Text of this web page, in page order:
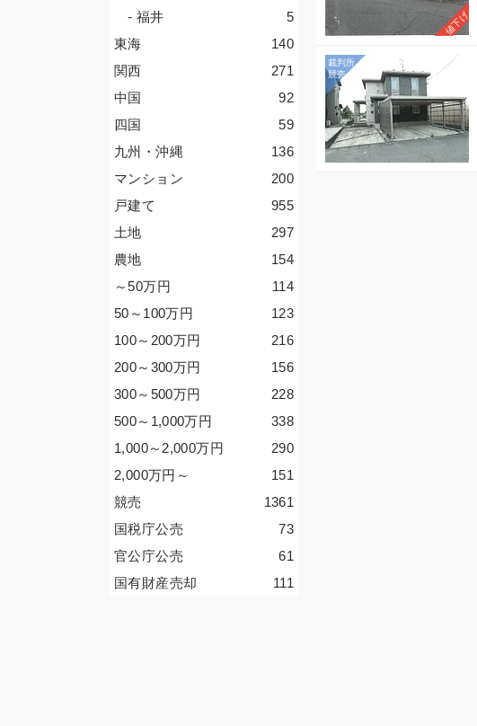
値下げ
5
- 福井
140
東海
271
関西
92
中国
59
四国
136
九州・沖縄
200
マンション
955
戸建て
297
土地
154
農地
114
～50万円
123
50～100万円
216
100～200万円
156
200～300万円
228
300～500万円
338
500～1,000万円
290
1,000～2,000万円
151
2,000万円 ～
1361
競売
73
国税庁公売
61
官公庁公売
111
国有財産売却